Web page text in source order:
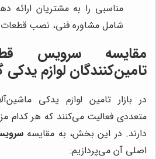
مناسبی را به مشتریان
شامل مشاوره فنی، نصب
مقایسه سرویس
تامین‌کنندگان لوازم یدکی
در بازار تامین لوازم یدکی
متعددی فعالیت می‌کنند که هر کدام
دارند. در این بخش، به مقایسه
اصلی آن می‌پردازیم: